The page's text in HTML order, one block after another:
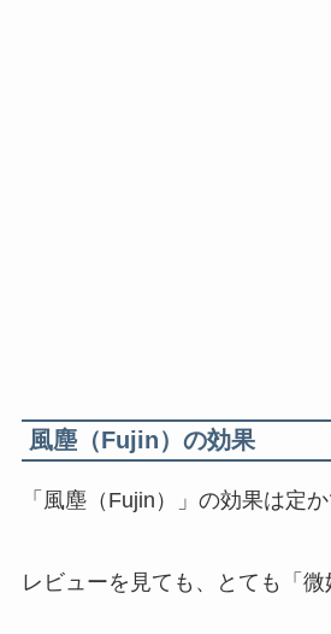
風塵（Fujin）の効果
「風塵（Fujin）」の効果は定
レビューを見ても、とても「微